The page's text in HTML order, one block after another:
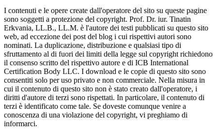
I contenuti e le opere create dall'operatore del sito su queste pagine
sono soggetti a protezione del copyright. Prof. Dr. iur. Tinatin
Erkvania, LL.B., LL.M. è l'autore dei testi pubblicati su questo sito
web, ad eccezione dei post del blog i cui rispettivi autori sono
nominati. La duplicazione, distribuzione e qualsiasi tipo di
sfruttamento al di fuori dei limiti della legge sul copyright richiedono
il consenso scritto del rispettivo autore e di ICB International
Certification Body LLC. I download e le copie di questo sito sono
consentiti solo per uso privato e non commerciale. Nella misura in
cui il contenuto di questo sito non è stato creato dall'operatore, i
diritti d'autore di terzi sono rispettati. In particolare, il contenuto di
terzi è identificato come tale. Se doveste comunque venire a
conoscenza di una violazione del copyright, vi preghiamo di
informarci.